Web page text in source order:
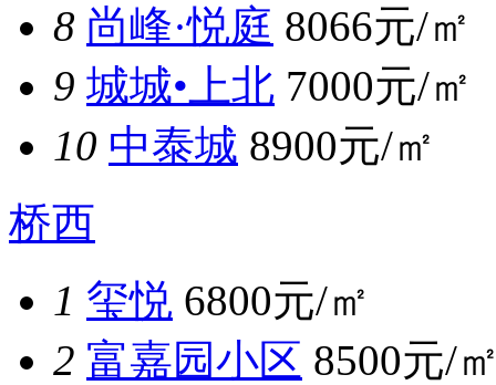
8 尚峰·悦庭 8066元/㎡
9 城城•上北 7000元/㎡
10 中泰城 8900元/㎡
桥西
1 玺悦 6800元/㎡
2 富嘉园小区 8500元/